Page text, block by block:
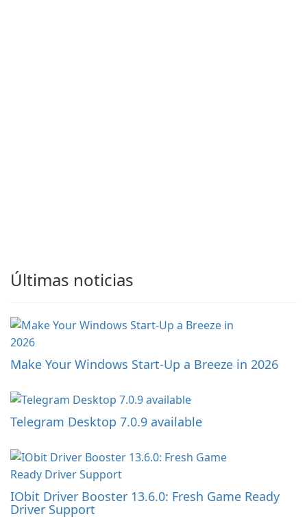
Últimas noticias
Make Your Windows Start-Up a Breeze in 2026
Telegram Desktop 7.0.9 available
IObit Driver Booster 13.6.0: Fresh Game Ready
Driver Support